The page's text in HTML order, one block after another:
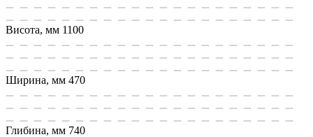
Висота, мм 1100
Ширина, мм 470
Глибина, мм 740